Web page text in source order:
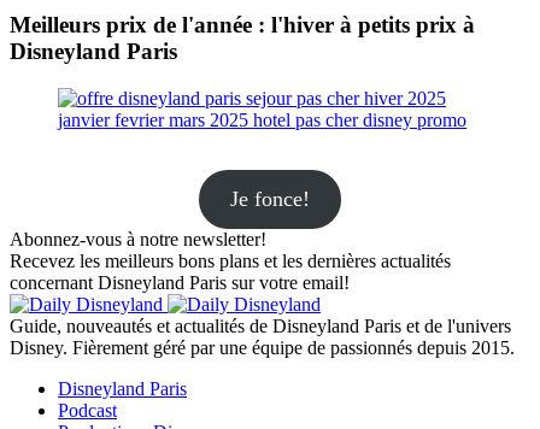
Meilleurs prix de l'année : l'hiver à petits prix à
Disneyland Paris
Je fonce!
Abonnez-vous à notre newsletter!
Recevez les meilleurs bons plans et les dernières actualités
concernant Disneyland Paris sur votre email!
Guide, nouveautés et actualités de Disneyland Paris et de l'univers
Disney. Fièrement géré par une équipe de passionnés depuis 2015.
Disneyland Paris
Podcast